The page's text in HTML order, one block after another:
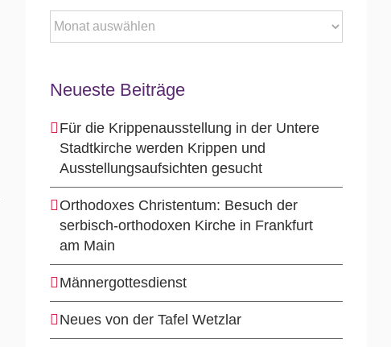
Archiv
Neueste Beiträge
Für die Krippenausstellung in der Untere
Stadtkirche werden Krippen und
Ausstellungsaufsichten gesucht
Orthodoxes Christentum: Besuch der
serbisch-orthodoxen Kirche in Frankfurt
am Main
Männergottesdienst
Neues von der Tafel Wetzlar